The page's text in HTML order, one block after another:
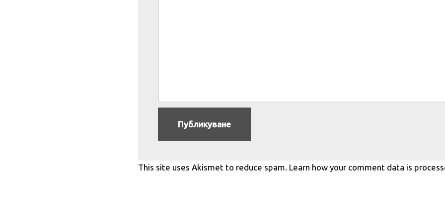
This site uses Akismet to reduce spam. Learn how your comment data is